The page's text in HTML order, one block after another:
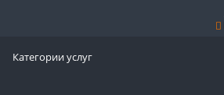
Категории услуг